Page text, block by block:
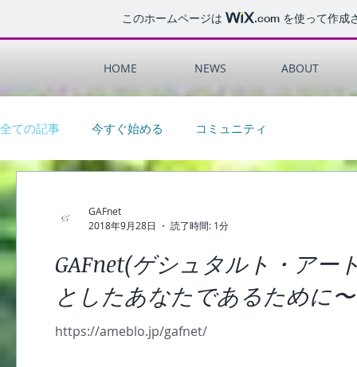
このホームページは .com を使って作成
HOME NEWS ABOUT
全ての記事 今すぐ始める コミュニティ
GAFnet
2018年9月28日
読了時間: 1分
GAFnet(ゲシュタルト・アー
としたあなたであるために〜
https://ameblo.jp/gafnet/